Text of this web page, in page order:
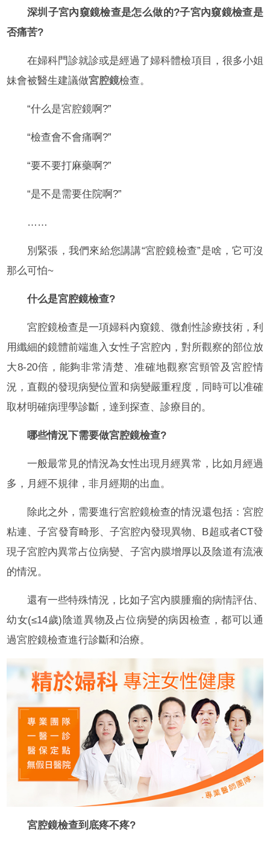
深圳子宮內窺鏡檢查是怎么做的?子宮內窺鏡檢查是
否痛苦?
在婦科門診就診或是經過了婦科體檢項目，很多小姐
妹會被醫生建議做宮腔鏡檢查。
“什么是宮腔鏡啊?”
“檢查會不會痛啊?”
“要不要打麻藥啊?”
“是不是需要住院啊?”
……
別緊張，我們來給您講講“宮腔鏡檢查”是啥，它可沒
那么可怕~
什么是宮腔鏡檢查?
宮腔鏡檢查是一項婦科內窺鏡、微創性診療技術，利
用纖細的鏡體前端進入女性子宮腔內，對所觀察的部位放
大8-20倍，能夠非常清楚、准確地觀察宮頸管及宮腔情
況，直觀的發現病變位置和病變嚴重程度，同時可以准確
取材明確病理學診斷，達到探查、診療目的。
哪些情況下需要做宮腔鏡檢查?
一般最常見的情況為女性出現月經異常，比如月經過
多，月經不規律，非月經期的出血。
除此之外，需要進行宮腔鏡檢查的情況還包括：宮腔
粘連、子宮發育畸形、子宮腔內發現異物、B超或者CT發
現子宮腔內異常占位病變、子宮內膜增厚以及陰道有流液
的情況。
還有一些特殊情況，比如子宮內膜腫瘤的病情評估、
幼女(≤14歲)陰道異物及占位病變的病因檢查，都可以通
過宮腔鏡檢查進行診斷和治療。
宮腔鏡檢查到底疼不疼?